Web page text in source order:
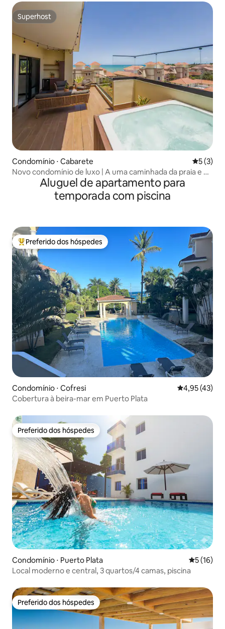
Superhost
Superhost
Condomínio ⋅ Cabarete 5 de
5 (3)
Novo condomínio de luxo | A uma caminhada da praia e de
restaurantesAluguel de apartamento para
temporada com piscina
Entre os melhores preferidos dos hóspedes
Preferido dos hóspedes
Condomínio ⋅ Cofresi 4,95 de uma
4,95 (43)
Cobertura à beira-mar em Puerto Plata
Preferido dos hóspedes
Preferido dos hóspedes
Condomínio ⋅ Puerto Plata 5 de uma
5 (16)
Local moderno e central, 3 quartos/4 camas, piscina
Preferido dos hóspedes
Preferido dos hóspedes